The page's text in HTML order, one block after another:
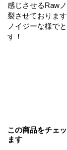
感じさせるRaw
裂させておりま
ノイジーな様で
す！
この商品をチェ
ます